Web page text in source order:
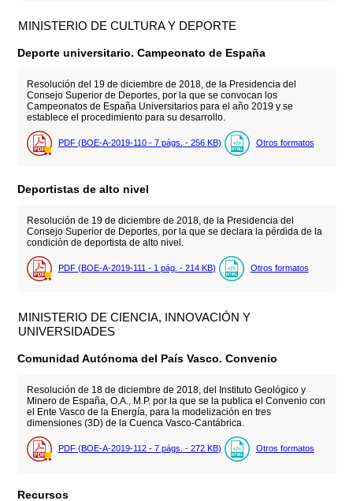
MINISTERIO DE CULTURA Y DEPORTE
Deporte universitario. Campeonato de España
Resolución del 19 de diciembre de 2018, de la Presidencia del
Consejo Superior de Deportes, por la que se convocan los
Campeonatos de España Universitarios para el año 2019 y se
establece el procedimiento para su desarrollo.
PDF (BOE-A-2019-110 - 7 págs. - 256 KB) Otros formatos
Deportistas de alto nivel
Resolución de 19 de diciembre de 2018, de la Presidencia del
Consejo Superior de Deportes, por la que se declara la pérdida de la
condición de deportista de alto nivel.
PDF (BOE-A-2019-111 - 1 pág. - 214 KB) Otros formatos
MINISTERIO DE CIENCIA, INNOVACIÓN Y
UNIVERSIDADES
Comunidad Autónoma del País Vasco. Convenio
Resolución de 18 de diciembre de 2018, del Instituto Geológico y
Minero de España, O.A., M.P. por la que se la publica el Convenio con
el Ente Vasco de la Energía, para la modelización en tres
dimensiones (3D) de la Cuenca Vasco-Cantábrica.
PDF (BOE-A-2019-112 - 7 págs. - 272 KB) Otros formatos
Recursos